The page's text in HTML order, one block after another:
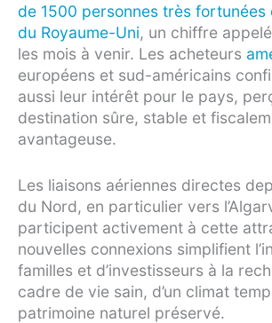
de 1500 personnes très fortunées
du Royaume-Uni, un chiffre
les mois à venir. Les acheteurs
européens et sud-américains
aussi leur intérêt pour le pays,
destination sûre, stable et
avantageuse.
Les liaisons aériennes directes
du Nord, en particulier vers
participent activement à cette
nouvelles connexions simplifient
familles et d’investisseurs à la
cadre de vie sain, d’un climat
patrimoine naturel préservé.